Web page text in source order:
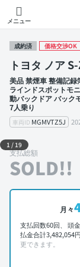
メニュー
成約済 価格交渉OK
トヨタ ノア
美品 禁煙車 整備記
ラインドスポットモ
動バックドア バック
7人乗り
車両ID MGMVTZ5J
外装 左前
1 /19
支払総額
SOLD!!
月々
支払回数60回、 頭
払金合計3,482,054
更できます。